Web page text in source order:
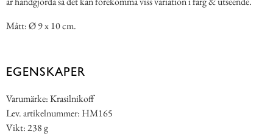
Mått: Ø 9 x 10 cm.
EGENSKAPER
Varumärke: Krasilnikoff
Lev. artikelnummer: HM165
Vikt: 238 g